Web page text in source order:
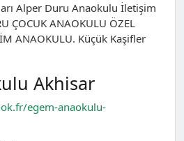
Alper Duru Anaokulu İletişim
ÇOCUK ANAOKULU ÖZEL
ANAOKULU. Küçük Kaşifler
Akhisar
egem-anaokulu-